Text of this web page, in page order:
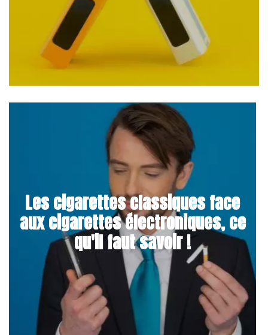
Les cigarettes classiques face
aux cigarettes électroniques, ce
qu'il faut savoir !